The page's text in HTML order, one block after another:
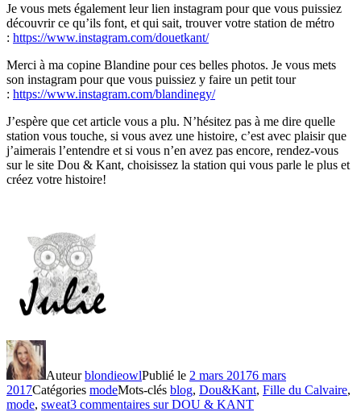
Je vous mets également leur lien instagram pour que vous puissiez
découvrir ce qu’ils font, et qui sait, trouver votre station de métro
: https://www.instagram.com/douetkant/
Merci à ma copine Blandine pour ces belles photos. Je vous mets
son instagram pour que vous puissiez y faire un petit tour
: https://www.instagram.com/blandinegy/
J’espère que cet article vous a plu. N’hésitez pas à me dire quelle
station vous touche, si vous avez une histoire, c’est avec plaisir que
j’aimerais l’entendre et si vous n’en avez pas encore, rendez-vous
sur le site Dou & Kant, choisissez la station qui vous parle le plus et
créez votre histoire!
AuteurblondieowlPublié le 2 mars 20176 mars
2017Catégories modeMots-clés blog, Dou&Kant, Fille du Calvaire,
mode, sweat3 commentaires sur DOU & KANT